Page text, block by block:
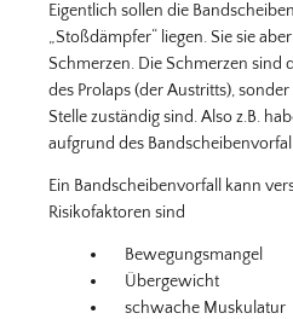
Eigentlich sollen die
„Stoßdämpfer“ liegen. Sie sie
Schmerzen. Die Schmerzen sind
des Prolaps (der Austritts),
Stelle zuständig sind. Also z.B.
aufgrund des
Ein Bandscheibenvorfall kann
Risikofaktoren sind
Bewegungsmangel
Übergewicht
schwache Muskulatur